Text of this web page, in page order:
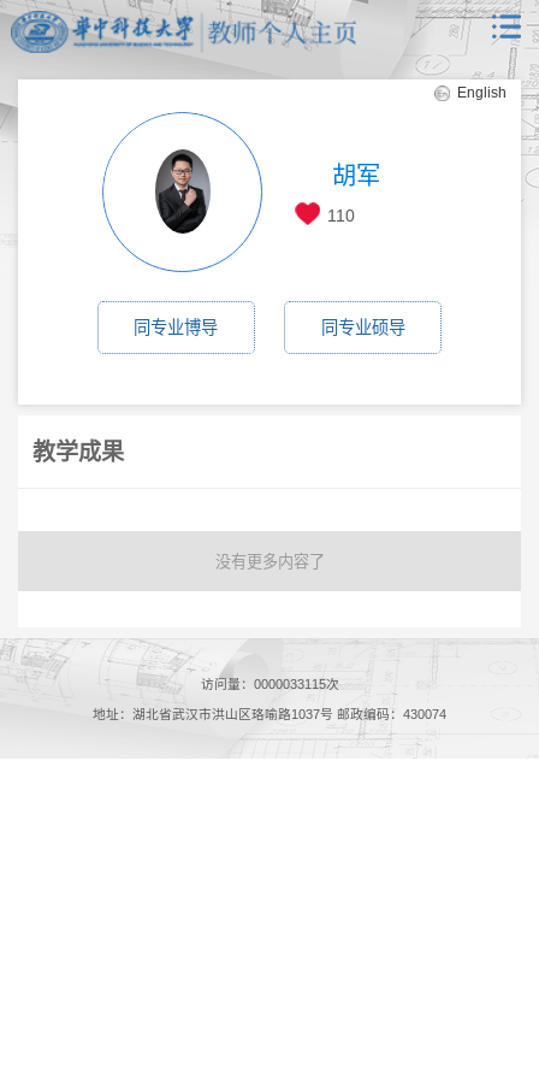
English
胡军
110
同专业博导 同专业硕导
教学成果
没有更多内容了
访问量： 0000033115次
地址：湖北省武汉市洪山区珞喻路1037号 邮政编码：430074